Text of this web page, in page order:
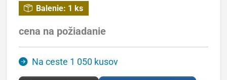
Balenie: 1 ks
cena na požiadanie
Na ceste 1 050 kusov